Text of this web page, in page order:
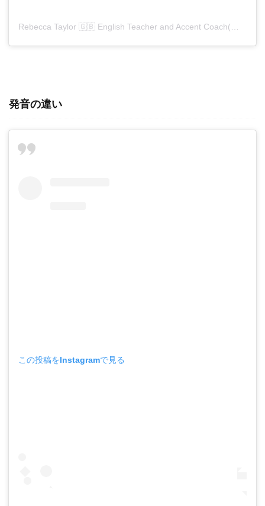
発音の違い
この投稿をInstagramで見る